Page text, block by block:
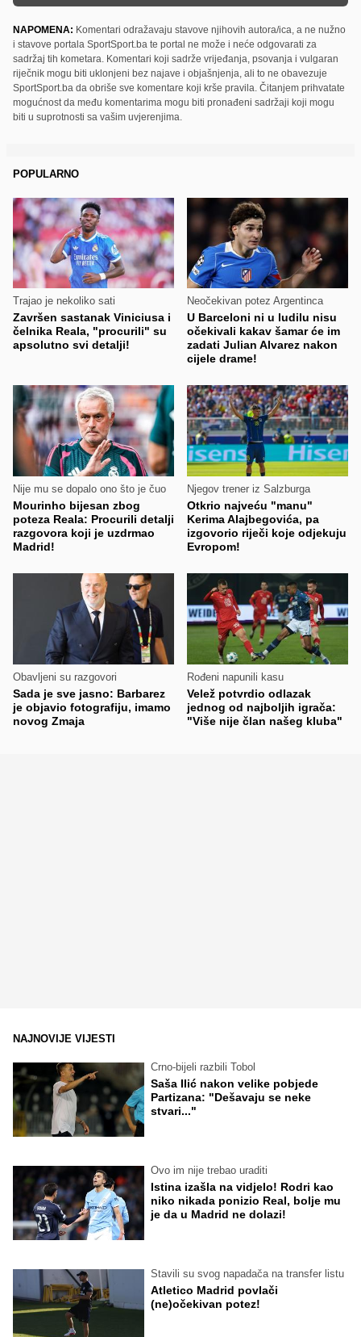
NAPOMENA: Komentari odražavaju stavove njihovih autora/ica, a ne nužno
i stavove portala SportSport.ba te portal ne može i neće odgovarati za
sadržaj tih kometara. Komentari koji sadrže vrijeđanja, psovanja i vulgaran
riječnik mogu biti uklonjeni bez najave i objašnjenja, ali to ne obavezuje
SportSport.ba da obriše sve komentare koji krše pravila. Čitanjem prihvatate
mogućnost da među komentarima mogu biti pronađeni sadržaji koji mogu
biti u suprotnosti sa vašim uvjerenjima.
POPULARNO
Trajao je nekoliko sati
Završen sastanak Viniciusa i
čelnika Reala, "procurili" su
apsolutno svi detalji!
Neočekivan potez Argentinca
U Barceloni ni u ludilu nisu
očekivali kakav šamar će im
zadati Julian Alvarez nakon
cijele drame!
Nije mu se dopalo ono što je čuo
Mourinho bijesan zbog
poteza Reala: Procurili detalji
razgovora koji je uzdrmao
Madrid!
Njegov trener iz Salzburga
Otkrio najveću "manu"
Kerima Alajbegovića, pa
izgovorio riječi koje odjekuju
Evropom!
Obavljeni su razgovori
Sada je sve jasno: Barbarez
je objavio fotografiju, imamo
novog Zmaja
Rođeni napunili kasu
Velež potvrdio odlazak
jednog od najboljih igrača:
"Više nije član našeg kluba"
NAJNOVIJE VIJESTI
Crno-bijeli razbili Tobol
Saša Ilić nakon velike pobjede
Partizana: "Dešavaju se neke
stvari..."
Ovo im nije trebao uraditi
Istina izašla na vidjelo! Rodri kao
niko nikada ponizio Real, bolje mu
je da u Madrid ne dolazi!
Stavili su svog napadača na transfer listu
Atletico Madrid povlači
(ne)očekivan potez!